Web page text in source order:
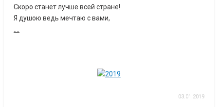
Скоро станет лучше всей стране!
Я душою ведь мечтаю с вами,
03.01.2019